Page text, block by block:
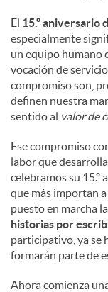
El 15.º aniversario
especialmente
un equipo humano
vocación de
compromiso son,
definen nuestra
sentido al valor de
Ese compromiso
labor que
celebramos su 15.º
que más importan
puesto en marcha
historias por
participativo, ya se
formarán parte de
Ahora comienza